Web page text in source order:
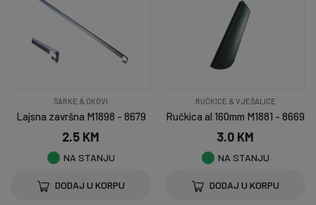
ŠARKE & OKOVI
Lajsna završna M1898 - 8679
2.5 KM
NA STANJU
DODAJ U KORPU
RUČKICE & VJEŠALICE
Ručkica al 160mm M1881 - 8669
3.0 KM
NA STANJU
DODAJ U KORPU